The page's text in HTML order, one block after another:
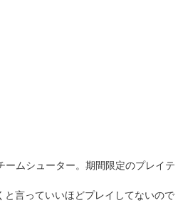
ームシューター。期間限定のプレイテ
と言っていいほどプレイしてないので